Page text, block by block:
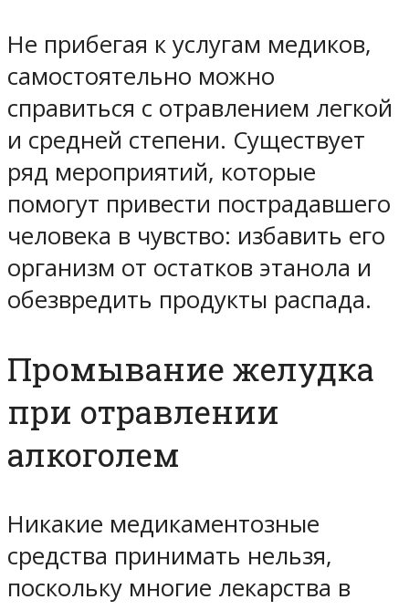
Не прибегая к услугам медиков,
самостоятельно можно
справиться с отравлением легкой
и средней степени. Существует
ряд мероприятий, которые
помогут привести пострадавшего
человека в чувство: избавить его
организм от остатков этанола и
обезвредить продукты распада.
Промывание желудка
при отравлении
алкоголем
Никакие медикаментозные
средства принимать нельзя,
поскольку многие лекарства в